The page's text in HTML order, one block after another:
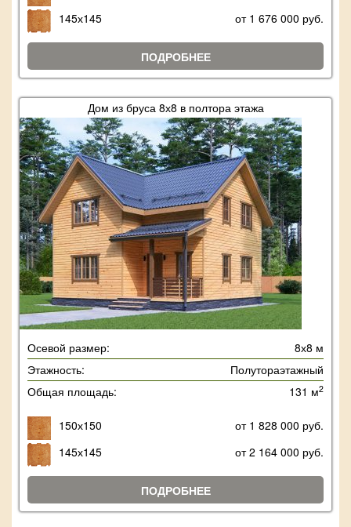
145х145
от 1 676 000 руб.
ПОДРОБНЕЕ
Дом из бруса 8х8 в полтора этажа
Осевой размер:
8х8 м
Этажность:
Полутораэтажный
Общая площадь:
131 м2
150х150
от 1 828 000 руб.
145х145
от 2 164 000 руб.
ПОДРОБНЕЕ